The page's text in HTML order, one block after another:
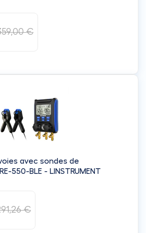
€
avec sondes de
550-BLE - LINSTRUMENT
€